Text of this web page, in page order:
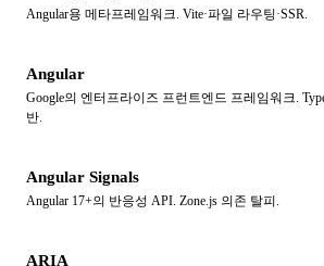
Angular용 메타프레임워크. Vite·파일 라우팅·SSR.
Angular
Google의 엔터프라이즈 프런트엔드 프레임워크.
반.
Angular Signals
Angular 17+의 반응성 API. Zone.js 의존 탈피.
ARIA